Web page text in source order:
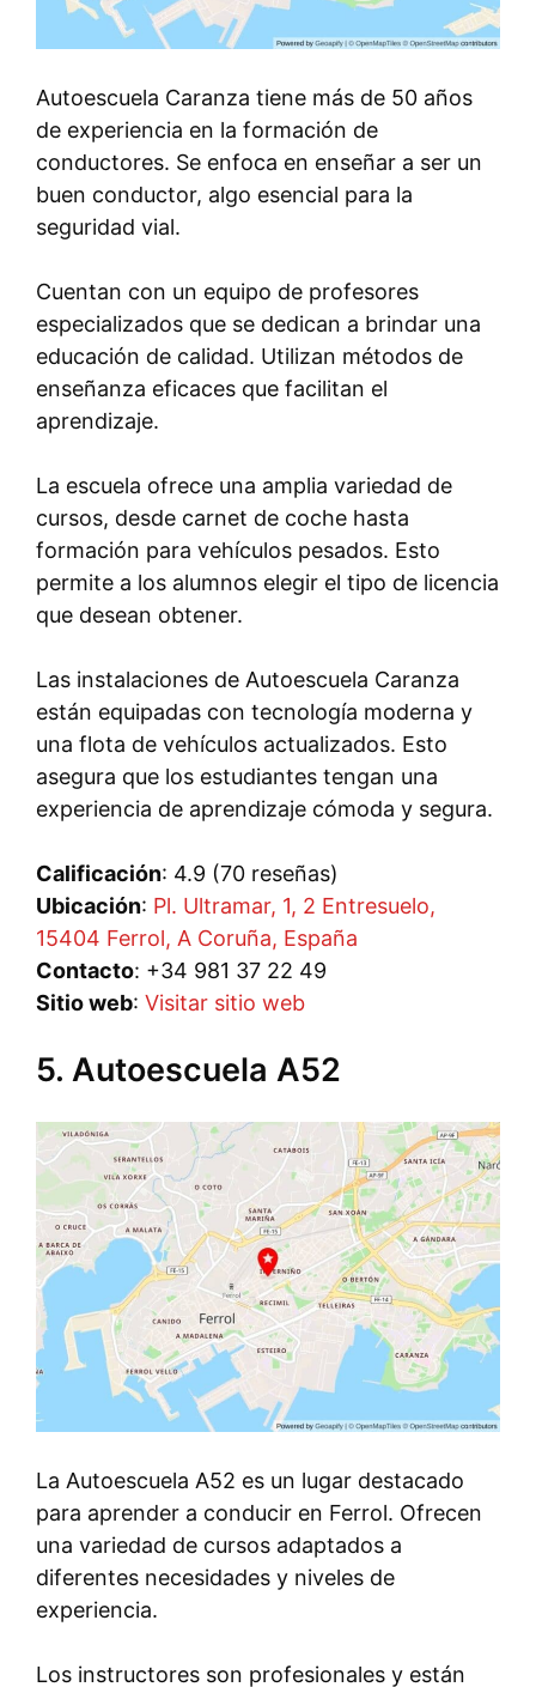
Autoescuela Caranza tiene más de 50 años
de experiencia en la formación de
conductores. Se enfoca en enseñar a ser un
buen conductor, algo esencial para la
seguridad vial.
Cuentan con un equipo de profesores
especializados que se dedican a brindar una
educación de calidad. Utilizan métodos de
enseñanza eficaces que facilitan el
aprendizaje.
La escuela ofrece una amplia variedad de
cursos, desde carnet de coche hasta
formación para vehículos pesados. Esto
permite a los alumnos elegir el tipo de licencia
que desean obtener.
Las instalaciones de Autoescuela Caranza
están equipadas con tecnología moderna y
una flota de vehículos actualizados. Esto
asegura que los estudiantes tengan una
experiencia de aprendizaje cómoda y segura.
Calificación: 4.9 (70 reseñas)
Ubicación: Pl. Ultramar, 1, 2 Entresuelo,
15404 Ferrol, A Coruña, España
Contacto: +34 981 37 22 49
Sitio web: Visitar sitio web
5. Autoescuela A52
La Autoescuela A52 es un lugar destacado
para aprender a conducir en Ferrol. Ofrecen
una variedad de cursos adaptados a
diferentes necesidades y niveles de
experiencia.
Los instructores son profesionales y están